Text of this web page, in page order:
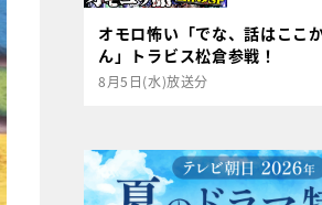
オモロ怖い「でな、話はここ
ん」トラビス松倉参戦！
8月5日(水)放送分